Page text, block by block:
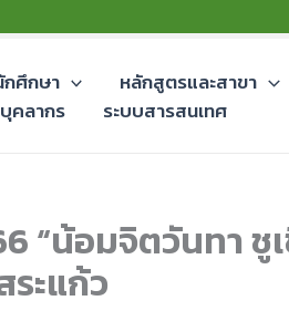
กศึกษา หลักสูตรและสาขา
คลากร ระบบสารสนเทศ
“น้อมจิตวันทา
ะแก้ว